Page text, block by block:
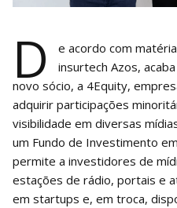
D e acordo com
insurtech Azos,
novo sócio, a 4Equity,
adquirir participações
visibilidade em diversas
um Fundo de Investimento
permite a investidores de
estações de rádio, portais e
em startups e, em troca,